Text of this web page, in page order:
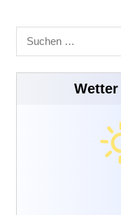
Suchen
nach: